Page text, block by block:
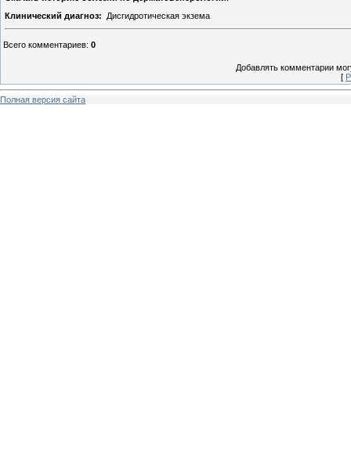
Клинический диагноз: Дисгидротическая экзема
Всего комментариев: 0
Добавлять комментарии
[
Полная версия сайта